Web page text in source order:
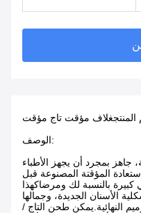
غلاف مؤقت تاج مؤقت
الوصف:
جاهز بمجرد أن يجهز الأطباء
المؤقتة المصنوعة قبل
بالنسبة لك ومرضاكهذا
الأسنان الجديدة، وجمالها
النهائية.يمكن طحن التاج /